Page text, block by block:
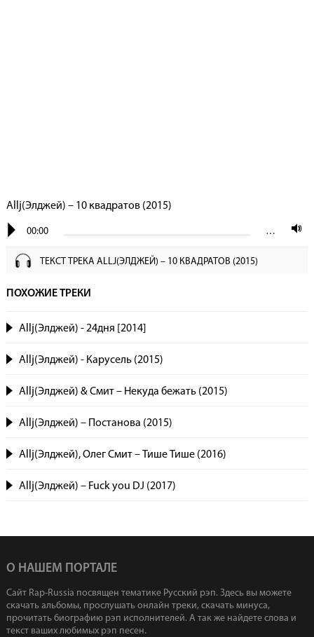
Allj(Элджей) – 10 квадратов (2015)
00:00 …
ТЕКСТ ТРЕКА ALLJ(ЭЛДЖЕЙ) – 10 КВАДРАТОВ (2015)
ПОХОЖИЕ ТРЕКИ
Allj(Элджей) - 24дня [2014]
Allj(Элджей) - Карусель (2015)
Allj(Элджей) & Смит – Некуда бежать (2015)
Allj(Элджей) – Постанова (2015)
Allj(Элджей), Олег Смит – Тише Тише (2016)
Allj(Элджей) – Fuck you DJ (2017)
О НАШЕМ ПОРТАЛЕ
Сайт Rap-Russia посвящен тематике Русский рэп. Здесь вы можете
скачать альбомы, прослушать онлайн треки, скачать минуса,
прочитать биографию рэп исполнителей. А так же найдете слова и
текст ваших любимых рэп песен.